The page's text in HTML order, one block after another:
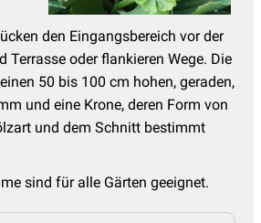
den Eingangsbereich vor der
Terrasse oder flankieren Wege. Die
50 bis 100 cm hohen, geraden,
und eine Krone, deren Form von
und dem Schnitt bestimmt
sind für alle Gärten geeignet.